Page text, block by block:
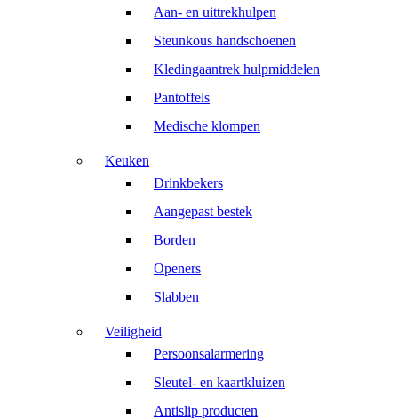
Aan- en uittrekhulpen
Steunkous handschoenen
Kledingaantrek hulpmiddelen
Pantoffels
Medische klompen
Keuken
Drinkbekers
Aangepast bestek
Borden
Openers
Slabben
Veiligheid
Persoonsalarmering
Sleutel- en kaartkluizen
Antislip producten